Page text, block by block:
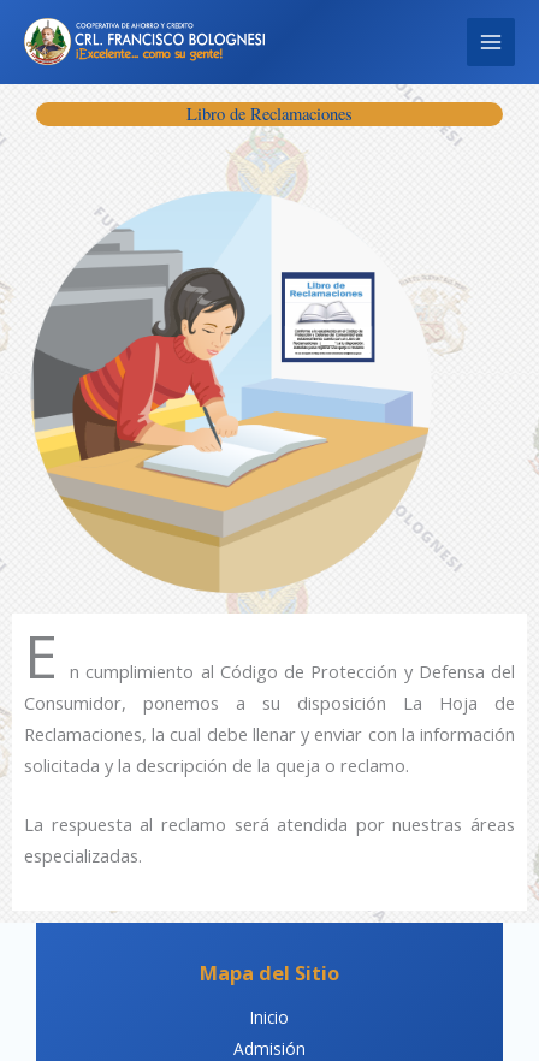
Libro de Reclamaciones
E
n cumplimiento al Código de Protección y Defensa del
Consumidor, ponemos a su disposición La Hoja de
Reclamaciones, la cual debe llenar y enviar con la información
solicitada y la descripción de la queja o reclamo.
La respuesta al reclamo será atendida por nuestras áreas
especializadas.
Mapa del Sitio
Inicio
Admisión